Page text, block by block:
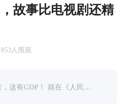
故事比电视剧还精
853人围观
达康书记，快来，这有GDP！ 就在《人民的名义》热映的档口，一个和剧中同名的公司——山水集团，居然上演了和剧中大风厂几乎一模一样的剧情，同样是X东省，同样是股权纠纷，同样是国企改革职工持股，同样是老板后来 ...